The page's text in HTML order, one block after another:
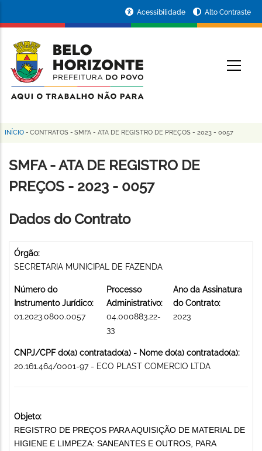
conteúdo
principal
da
Prefeitura
de
Horizonte
Acessibilidade Alto Contraste
Trilha
de
navegação
INÍCIO - CONTRATOS - SMFA - ATA DE REGISTRO DE PREÇOS - 2023 - 0057
SMFA - ATA DE REGISTRO DE
PREÇOS - 2023 - 0057
Dados do Contrato
Órgão:
SECRETARIA MUNICIPAL DE FAZENDA
Número do
Instrumento Jurídico:
01.2023.0800.0057
Processo
Administrativo:
04.000883.22-
33
Ano da Assinatura
do Contrato:
2023
CNPJ/CPF do(a) contratado(a) - Nome do(a) contratado(a):
20.161.464/0001-97 - ECO PLAST COMERCIO LTDA
Objeto:
REGISTRO DE PREÇOS PARA AQUISIÇÃO DE MATERIAL DE
HIGIENE E LIMPEZA: SANEANTES E OUTROS, PARA